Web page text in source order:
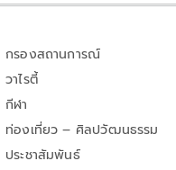
กรองสถานการณ์
วาไรตี้
กีฬา
ท่องเที่ยว – ศิลปวัฒนธรรม
ประชาสัมพันธ์